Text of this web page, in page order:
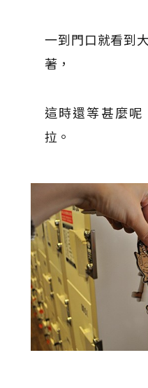
一到門口就看到
著，
這時還等甚麼呢
拉。